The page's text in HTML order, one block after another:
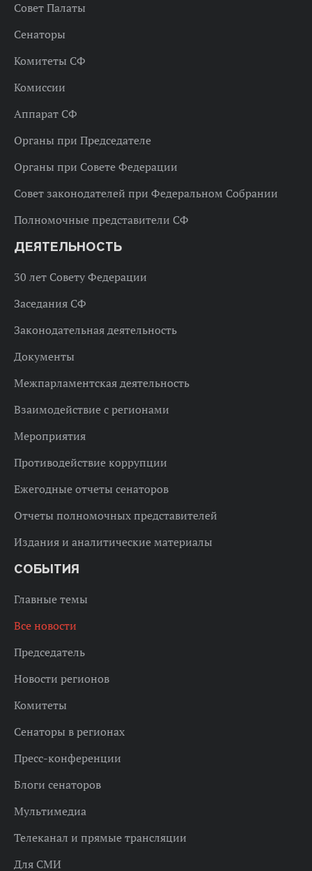
Совет Палаты
Сенаторы
Комитеты СФ
Комиссии
Аппарат СФ
Органы при Председателе
Органы при Совете Федерации
Совет законодателей при Федеральном Собрании
Полномочные представители СФ
ДЕЯТЕЛЬНОСТЬ
30 лет Совету Федерации
Заседания СФ
Законодательная деятельность
Документы
Межпарламентская деятельность
Взаимодействие с регионами
Мероприятия
Противодействие коррупции
Ежегодные отчеты сенаторов
Отчеты полномочных представителей
Издания и аналитические материалы
СОБЫТИЯ
Главные темы
Все новости
Председатель
Новости регионов
Комитеты
Сенаторы в регионах
Пресс-конференции
Блоги сенаторов
Мультимедиа
Телеканал и прямые трансляции
Для СМИ